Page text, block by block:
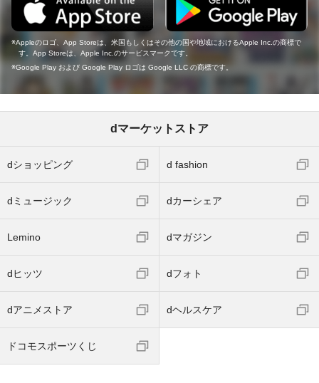
Appleのロゴ、App Storeは、米国もしくはその他の国や地域におけるApple Inc.の商標で
す。App Storeは、Apple Inc.のサービスマークです。
Google Play および Google Play ロゴは Google LLC の商標です。
dマーケットストア
dショッピング d fashion
dミュージック dカーシェア
Lemino dマガジン
dヒッツ dフォト
dアニメストア dヘルスケア
ドコモスポーツくじ